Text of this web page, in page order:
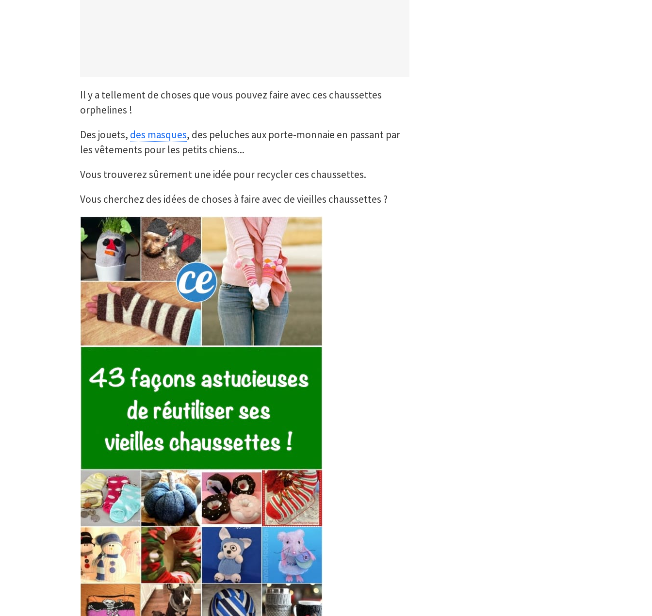
Il y a tellement de choses que vous pouvez faire avec ces chaussettes
orphelines !
Des jouets, des masques, des peluches aux porte-monnaie en passant par
les vêtements pour les petits chiens...
Vous trouverez sûrement une idée pour recycler ces chaussettes.
Vous cherchez des idées de choses à faire avec de vieilles chaussettes ?